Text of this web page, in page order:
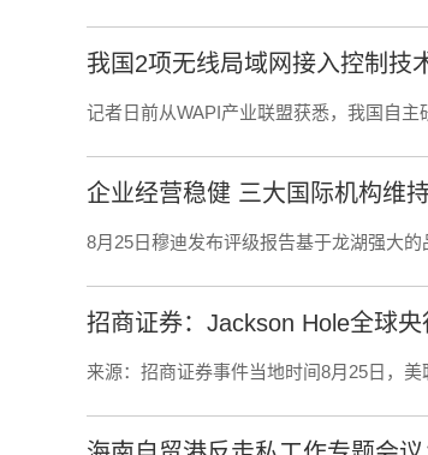
我国2项无线局域网接入控制技
记者日前从WAPI产业联盟获悉，我国自
企业经营稳健 三大国际机构维
8月25日穆迪发布评级报告基于龙湖强大
招商证券：Jackson Hole全球央
来源：招商证券事件当地时间8月25日，